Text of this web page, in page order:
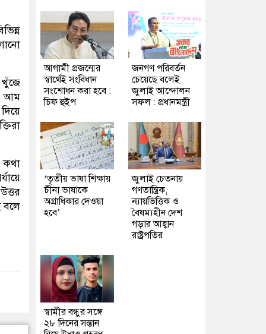
খুঁজে
আম
কথা
বলে
আগামী প্রজন্মের
স্বার্থেই সংবিধান
সংশোধন করা হবে :
চিফ হুইপ
জনগণ পরিবর্তন
চেয়েছে বলেই
জুলাই আন্দোলন
সফল : প্রধানমন্ত্রী
‘তৃতীয় ভাষা শিক্ষায়
চীনা ভাষাকে
অগ্রাধিকার দেওয়া
হবে’
জুলাই চেতনায়
গণতান্ত্রিক,
ন্যায়ভিত্তিক ও
বৈষম্যহীন দেশ
গড়ার আহ্বান
রাষ্ট্রপতির
স্বামীর বন্ধুর সঙ্গে
২৮ দিনের সন্তান